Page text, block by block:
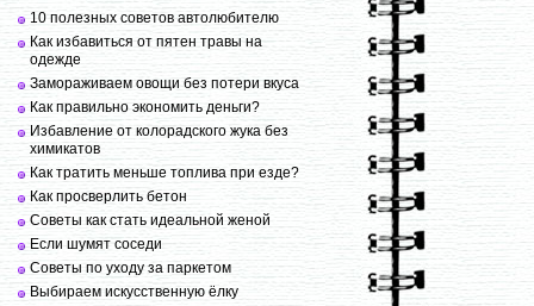
10 полезных советов автолюбителю
Как избавиться от пятен травы на
одежде
Замораживаем овощи без потери вкуса
Как правильно экономить деньги?
Избавление от колорадского жука без
химикатов
Как тратить меньше топлива при езде?
Как просверлить бетон
Советы как стать идеальной женой
Если шумят соседи
Советы по уходу за паркетом
Выбираем искусственную ёлку